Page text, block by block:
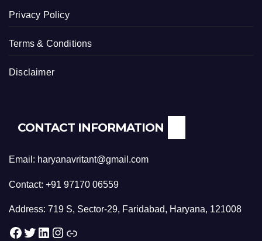
Privacy Policy
Terms & Conditions
Disclaimer
CONTACT INFORMATION
Email: haryanavritant@gmail.com
Contact: +91 97170 06559
Address: 719 S, Sector-29, Faridabad, Haryana, 121008
Facebook Twitter LinkedIn Instagram Link